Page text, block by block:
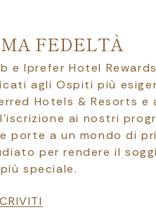
FEDELTÀ
e Iprefer Hotel
agli Ospiti più
Hotels & Resorts
ai nostri
porte a un mondo di
per rendere il
speciale.